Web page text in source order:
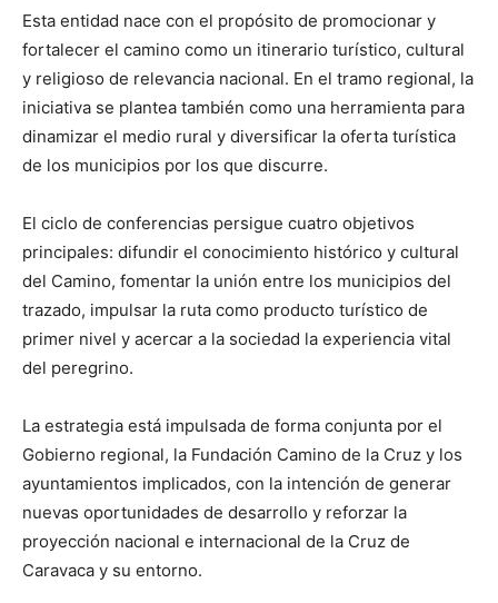
Esta entidad nace con el propósito de promocionar y
fortalecer el camino como un itinerario turístico, cultural
y religioso de relevancia nacional. En el tramo regional, la
iniciativa se plantea también como una herramienta para
dinamizar el medio rural y diversificar la oferta turística
de los municipios por los que discurre.
El ciclo de conferencias persigue cuatro objetivos
principales: difundir el conocimiento histórico y cultural
del Camino, fomentar la unión entre los municipios del
trazado, impulsar la ruta como producto turístico de
primer nivel y acercar a la sociedad la experiencia vital
del peregrino.
La estrategia está impulsada de forma conjunta por el
Gobierno regional, la Fundación Camino de la Cruz y los
ayuntamientos implicados, con la intención de generar
nuevas oportunidades de desarrollo y reforzar la
proyección nacional e internacional de la Cruz de
Caravaca y su entorno.